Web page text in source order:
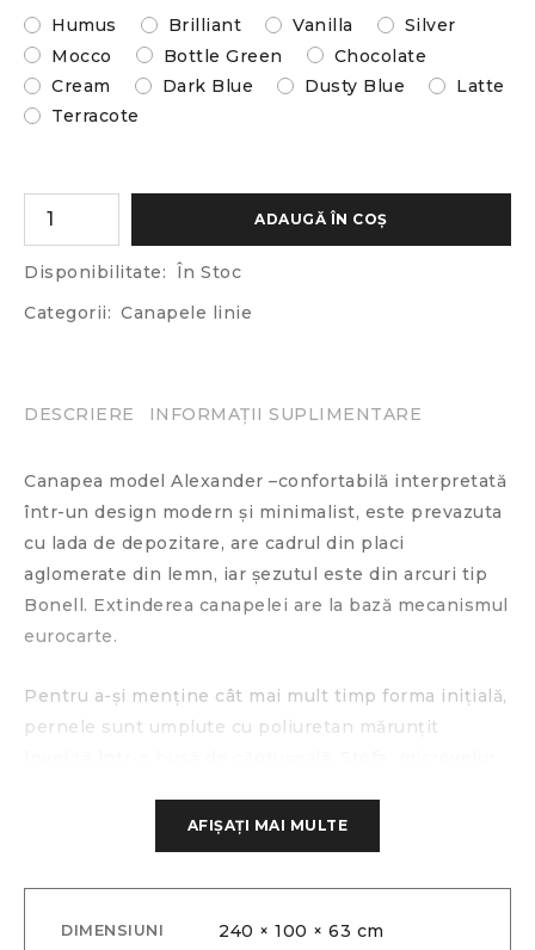
Humus
Brilliant Vanilla
Silver
Mocco
Bottle Green
Chocolate
Cream
Dark Blue Dusty Blue
Latte
Terracote
ADAUGĂ ÎN COȘ
Disponibilitate: În Stoc
Categorii: Canapele linie
DESCRIERE INFORMAȚII SUPLIMENTARE
Canapea model Alexander –confortabilă interpretată
într-un design modern și minimalist, este prevazuta
cu lada de depozitare, are cadrul din placi
aglomerate din lemn, iar şezutul este din arcuri tip
Bonell. Extinderea canapelei are la bază mecanismul
eurocarte.
Pentru a-și menține cât mai mult timp forma inițială,
pernele sunt umplute cu poliuretan mărunțit
foarte lent, ceea ce permite să înlăturați rapid cu o
lavetă. Simplu vă puteți personaliza mobilierul după
AFIȘAȚI MAI MULTE
DIMENSIUNI 240 × 100 × 63 cm